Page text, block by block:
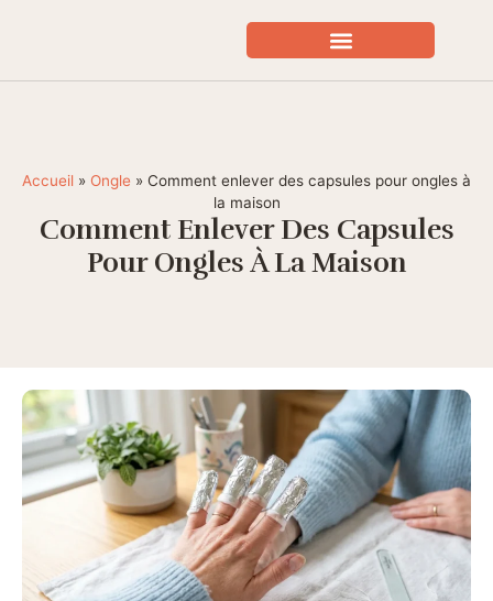
Accueil » Ongle » Comment enlever des capsules pour ongles à
la maison
Comment Enlever Des Capsules
Pour Ongles À La Maison